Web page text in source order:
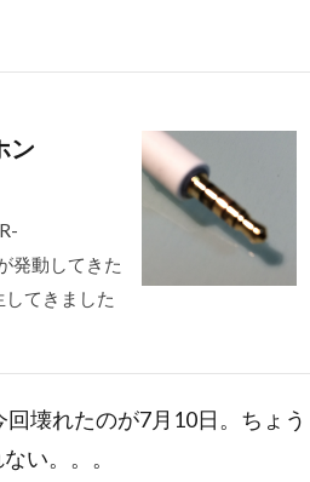
ン
発動してきた
てきました
壊れたのが7月10日。ちょう
い。。。